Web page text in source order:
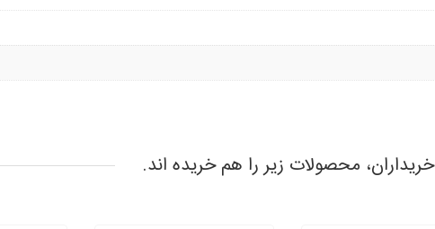
خریداران، محصولات زیر را هم خریده اند.